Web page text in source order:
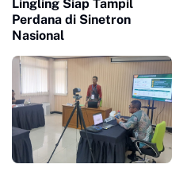
Lingling Siap Tampil
Perdana di Sinetron
Nasional